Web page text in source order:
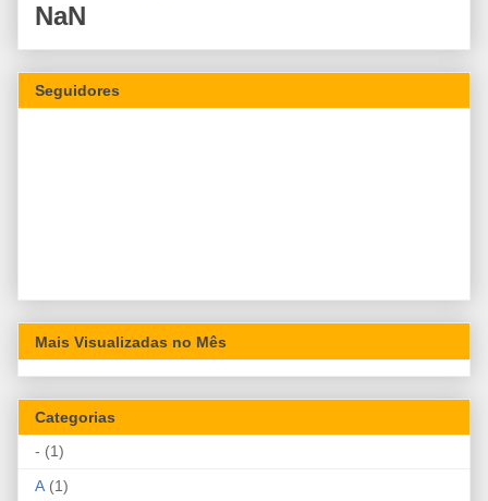
NaN
Seguidores
Mais Visualizadas no Mês
Categorias
- (1)
A (1)